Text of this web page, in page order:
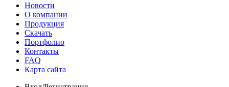
Новости
О компании
Продукция
Скачать
Портфолио
Контакты
FAQ
Карта сайта